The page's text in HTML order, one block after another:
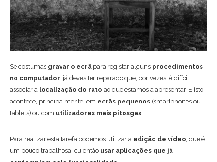
Se costumas gravar o ecrã para registar alguns procedimentos
no computador, já deves ter reparado que, por vezes, é difícil
associar a localização do rato ao que estamos a apresentar. E isto
acontece, principalmente, em ecrãs pequenos (smartphones ou
tablets) ou com utilizadores mais pitosgas.
Para realizar esta tarefa podemos utilizar a edição de vídeo, que é
um pouco trabalhosa, ou então usar aplicações que já